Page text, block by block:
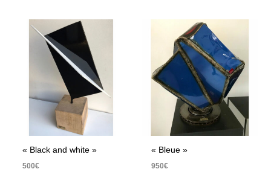
« Black and white »
500€
« Bleue »
950€